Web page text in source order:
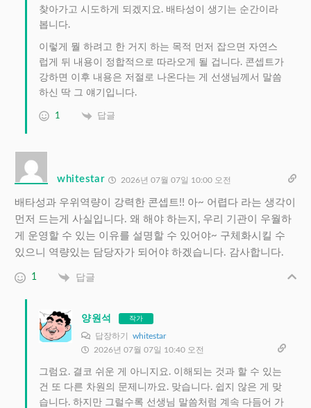
찾아가고 시도하게 되겠지요. 배타성이 생기는 순간이라
봅니다.
이렇게 뭘 하려고 한 거지 하는 목적 먼저 잡으면 자연스
럽게 뒤 내용이 정합적으로 따라오게 될 겁니다. 콘셉트가
강하면 이후 내용은 저절로 나온다는 게 선생님께서 말씀
하신 딱 그 얘기입니다.
1 답글
whitestar 2026년 07월 07일 10:00 오전
배타성과 우위역량이 강력한 콘셉트!! 아~ 어렵다 라는 생각이
먼저 드는게 사실입니다. 왜 해야 하는지, 우리 기관이 우월하
게 운영할 수 있는 이유를 설명할 수 있어야~ 구체화시킬 수
있으니 역량있는 담당자가 되어야 하겠습니다. 감사합니다.
1 답글
양원석 작가
답장하기 whitestar
2026년 07월 07일 10:40 오전
그럼요. 결코 쉬운 게 아니지요. 이해되는 것과 할 수 있는
건 또 다른 차원의 문제니까요. 맞습니다. 쉽지 않은 게 맞
습니다. 하지만 그럴수록 선생님 말씀처럼 계속 다듬어 가